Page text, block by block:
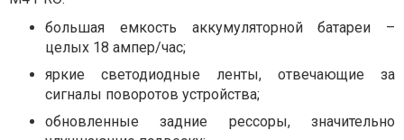
большая емкость аккумуляторной батареи –
целых 18 ампер/час;
яркие светодиодные ленты, отвечающие за
сигналы поворотов устройства;
обновленные задние рессоры, значительно